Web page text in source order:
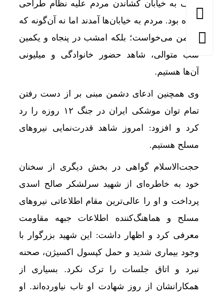
هدف به خیابان کشاندن مردم علیه نظام طراحی
کرده بود. مردم به خیابان‌ها آمدند اما نه آن‌گونه که
دشمن می‌خواست؛ بلکه امشب در پنجاه و یکمین
شب متوالی، شاهد حضور خانوادگی و میلیونی
آن‌ها هستیم.
وی همچنین ادعای دشمن مبنی بر از دست رفتن
تمام توان موشکی ایران در جنگ ۱۲ روزه را رد
کرد و افزود: امروز شاهد قدرت‌نمایی نیروهای
مسلح هستیم.
حجت‌الاسلام گواهی در بخش دیگری از سخنان
خود به خاطره‌ای از شهید سرلشکر صالح اسدی
پرداخت و او را عالی‌ترین مقام اطلاعاتی نیروهای
مسلح و هماهنگ‌کننده اطلاعات جبهه مقاومت
معرفی کرد و اظهار داشت: این شهید بزرگوار با
وجود بیماری شدید و حمل کپسول اکسیژن، صحنه
نبرد و اتاق جلسات را ترک نکرد. بسیاری از
همکارانشان از روز شهادت او تاب نیاورده‌اند. او